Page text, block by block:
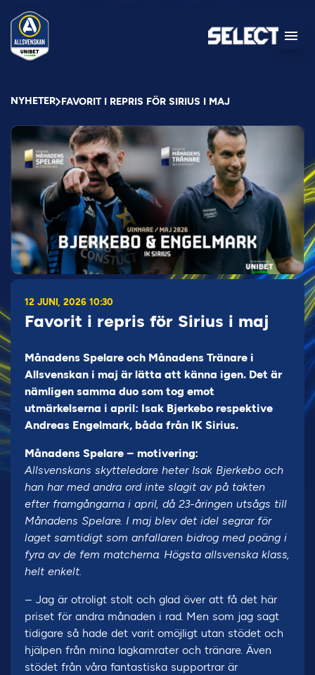
NYHETER FAVORIT I REPRIS FÖR SIRIUS I MAJ
12 JUNI, 2026 10:30
Favorit i repris för Sirius i maj
Månadens Spelare och Månadens Tränare i
Allsvenskan i maj är lätta att känna igen. Det är
nämligen samma duo som tog emot
utmärkelserna i april: Isak Bjerkebo respektive
Andreas Engelmark, båda från IK Sirius.
Månadens Spelare – motivering:
Allsvenskans skytteledare heter Isak Bjerkebo och
han har med andra ord inte slagit av på takten
efter framgångarna i april, då 23-åringen utsågs till
Månadens Spelare. I maj blev det idel segrar för
laget samtidigt som anfallaren bidrog med poäng i
fyra av de fem matcherna. Högsta allsvenska klass,
helt enkelt.
– Jag är otroligt stolt och glad över att få det här
priset för andra månaden i rad. Men som jag sagt
tidigare så hade det varit omöjligt utan stödet och
hjälpen från mina lagkamrater och tränare. Även
stödet från våra fantastiska supportrar är